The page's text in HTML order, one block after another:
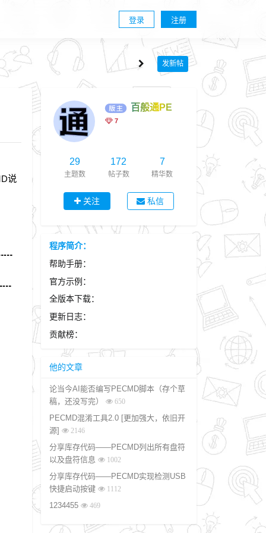
登录 注册
发新帖
说
百般通PE
7
29
主题数
172
帖子数
7
精华数
关注 私信
程序简介：
帮助手册：
官方示例：
全版本下载：
更新日志：
贡献榜：
他的文章
论当今AI能否编写PECMD脚本（存个草
稿，还没写完）
650
PECMD混淆工具2.0 [更加强大，依旧开
源]
2146
分享库存代码——PECMD列出所有盘符
以及盘符信息
1002
分享库存代码——PECMD实现检测USB
快捷启动按键
1112
1234455 469